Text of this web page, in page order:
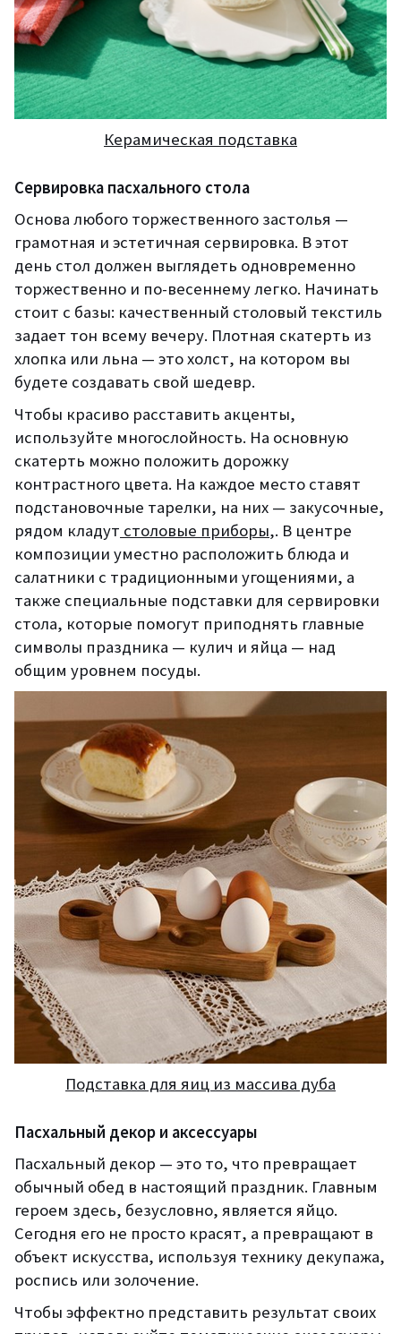
Керамическая подставка
Сервировка пасхального стола
Основа любого торжественного застолья —
грамотная и эстетичная сервировка. В этот
день стол должен выглядеть одновременно
торжественно и по-весеннему легко. Начинать
стоит с базы: качественный столовый текстиль
задает тон всему вечеру. Плотная скатерть из
хлопка или льна — это холст, на котором вы
будете создавать свой шедевр.
Чтобы красиво расставить акценты,
используйте многослойность. На основную
скатерть можно положить дорожку
контрастного цвета. На каждое место ставят
подстановочные тарелки, на них — закусочные,
рядом кладут столовые приборы,. В центре
композиции уместно расположить блюда и
салатники с традиционными угощениями, а
также специальные подставки для сервировки
стола, которые помогут приподнять главные
символы праздника — кулич и яйца — над
общим уровнем посуды.
Подставка для яиц из массива дуба
Пасхальный декор и аксессуары
Пасхальный декор — это то, что превращает
обычный обед в настоящий праздник. Главным
героем здесь, безусловно, является яйцо.
Сегодня его не просто красят, а превращают в
объект искусства, используя технику декупажа,
роспись или золочение.
Чтобы эффектно представить результат своих